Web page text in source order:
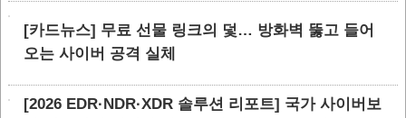
[카드뉴스] 무료 선물 링크의 덫… 방화벽 뚫고 들어
오는 사이버 공격 실체
[2026 EDR·NDR·XDR 솔루션 리포트] 국가 사이버보